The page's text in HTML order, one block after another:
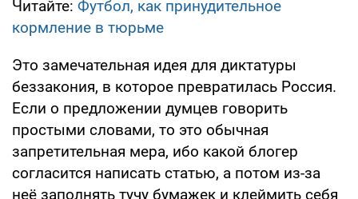
Читайте: Футбол, как принудительное
кормление в тюрьме
Это замечательная идея для диктатуры
беззакония, в которое превратилась Россия.
Если о предложении думцев говорить
простыми словами, то это обычная
запретительная мера, ибо какой блогер
согласится написать статью, а потом из-за
неё заполнять тучу бумажек и клеймить себя